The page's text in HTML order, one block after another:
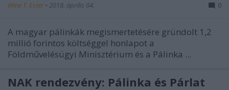
Wine T. Ester • 2018. április 04. 0
A magyar pálinkák megismertetésére gründolt 1,2
millió forintos költséggel honlapot a
Földművelésügyi Minisztérium és a Pálinka ...
NAK rendezvény: Pálinka és Párlat